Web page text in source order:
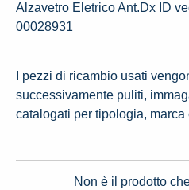
Alzavetro Eletrico Ant.Dx ID
00028931
I pezzi di ricambio usati
successivamente puliti,
catalogati per tipologia, marca
Non è il prodotto